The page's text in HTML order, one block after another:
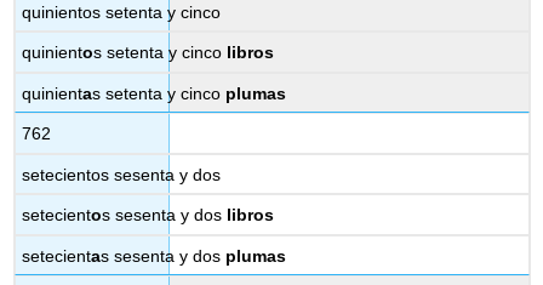
quinientos setenta y cinco
quinientos setenta y cinco libros
quinientas setenta y cinco plumas
762
setecientos sesenta y dos
setecientos sesenta y dos libros
setecientas sesenta y dos plumas